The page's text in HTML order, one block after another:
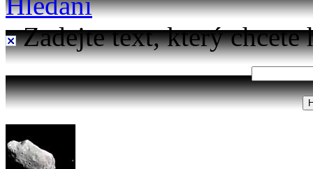
Zadejte text, který chcete